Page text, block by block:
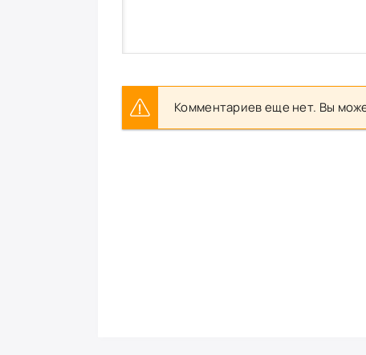
Комментариев еще нет. Вы